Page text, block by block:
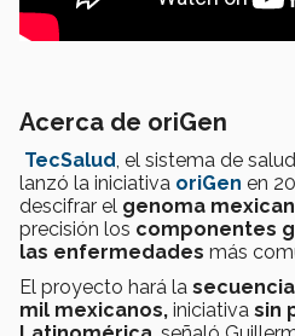
Acerca de oriGen
TecSalud, el sistema de
lanzó la iniciativa oriGen en
descifrar el genoma
precisión los componentes
las enfermedades más
El proyecto hará la
mil mexicanos, iniciativa sin